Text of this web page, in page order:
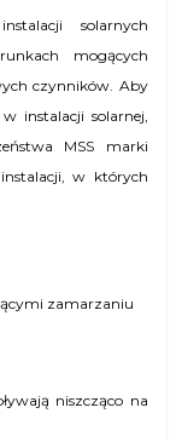
solarnych
mogących
czynników. Aby
instalacji solarnej,
MSS marki
w których
zamarzaniu
niszcząco na